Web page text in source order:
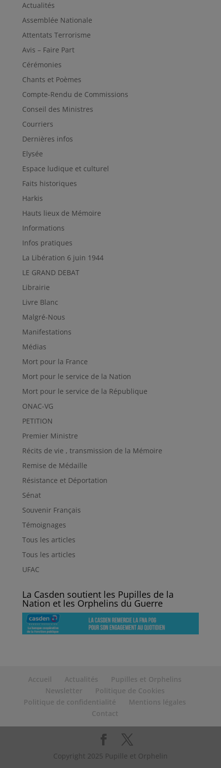
Actualités
Assemblée Nationale
Attentats Terrorisme
Avis – Faire Part
Cérémonies
Chants et Poèmes
Compte-Rendu de Commissions
Conseil des Ministres
Courriers
Dernières infos
Elysée
Espace ludique et culturel
Faits historiques
Harkis
Hauts lieux de Mémoire
Informations
Infos pratiques
La Libération 6 juin 1944
LE GRAND DEBAT
Librairie
Livre Blanc
Malgré-Nous
Manifestations
Médias
Mort pour la France
Mort pour le service de la Nation
Mort pour le service de la République
ONAC-VG
PETITION
Premier Ministre
Récits de vie , transmission de la Mémoire
Remise de Médaille
Résistance et Déportation
Sénat
Souvenir Français
Témoignages
Tous les articles
Tous les articles
UFAC
La Casden soutient les Pupilles de la
Nation et les Orphelins du Guerre
Accueil Actualités
Pupilles et Orphelins
Newsletter
Politique de Cookies
Politique de confidentialité
Mentions légales
Contact
Copyright 2025 Pupille et Orphelin